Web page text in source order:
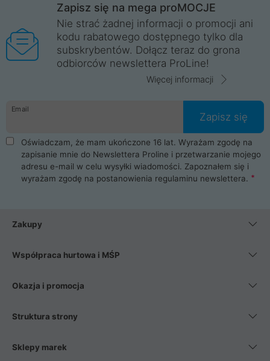
Wrocław, Poznań, Legnica, Katowice, Gliwice, Kalisz, Bytom,
Trzebnica, Opole. Szybka i profesjonalna obsługa!
ProLine to polska firma ze 100% polskim kapitałem. Działamy
legalnie i płacimy podatki w naszym kraju! Posiadamy siedzibę
główną w Mirkowie oraz salony na terenie kraju. Cała
komunikacja ze sklepem komputerowym ProLine jest
danych osobowych. Dlatego zakup notebooka albo laptopa w
ProLine to czysta przyjemność i pełne bezpieczeństwo.
Zaopatrzysz się u nas w akcesoria i części komputerowe
takie jak procesory, karty graficzne, płyty główne, pamięci,
dyski SSD, M.2 oraz HDD. Nasi pracownicy pomogą Ci wybrać
najlepszy zasilacz komputerowy oraz obudowę do komputera.
Poza komputerami mamy również najlepsze na rynku
Smartfony takich producentów jak Xiaomi, Apple, Samsung i
wentylatory. Na koniec mając już to wszystko, możesz
Zapisz się na mega proMOCJE
Nie strać żadnej informacji o promocji ani
kodu rabatowego dostępnego tylko dla
subskrybentów. Dołącz teraz do grona
odbiorców newslettera ProLine!
Więcej informacji
Email
Zapisz się
Oświadczam, że mam ukończone 16 lat. Wyrażam zgodę na
zapisanie mnie do Newslettera Proline i przetwarzanie mojego
adresu e-mail w celu wysyłki wiadomości. Zapoznałem się i
wyrażam zgodę na postanowienia regulaminu newslettera.
Zakupy
Współpraca hurtowa i MŚP
Okazja i promocja
Struktura strony
Sklepy marek